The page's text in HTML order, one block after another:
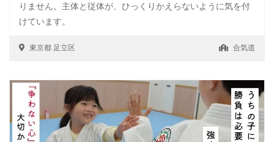
りません。主体と従体が、ひっくりかえらないように気を付
けています。
東京都 足立区 合気道